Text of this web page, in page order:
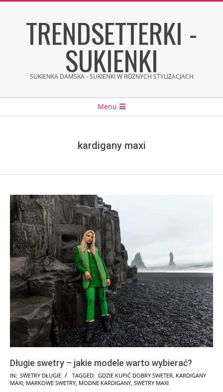
TRENDSETTERKI -
SUKIENKI
SUKIENKA DAMSKA - SUKIENKI W RÓŻNYCH STYLIZACJACH
Menu
kardigany maxi
Długie swetry – jakie modele warto wybierać?
2026-
06-
IN: SWETRY DŁUGIE TAGGED: GDZIE KUPIĆ DOBRY SWETER, KARDIGANY
MAXI, MARKOWE SWETRY, MODNE KARDIGANY, SWETRY MAXI